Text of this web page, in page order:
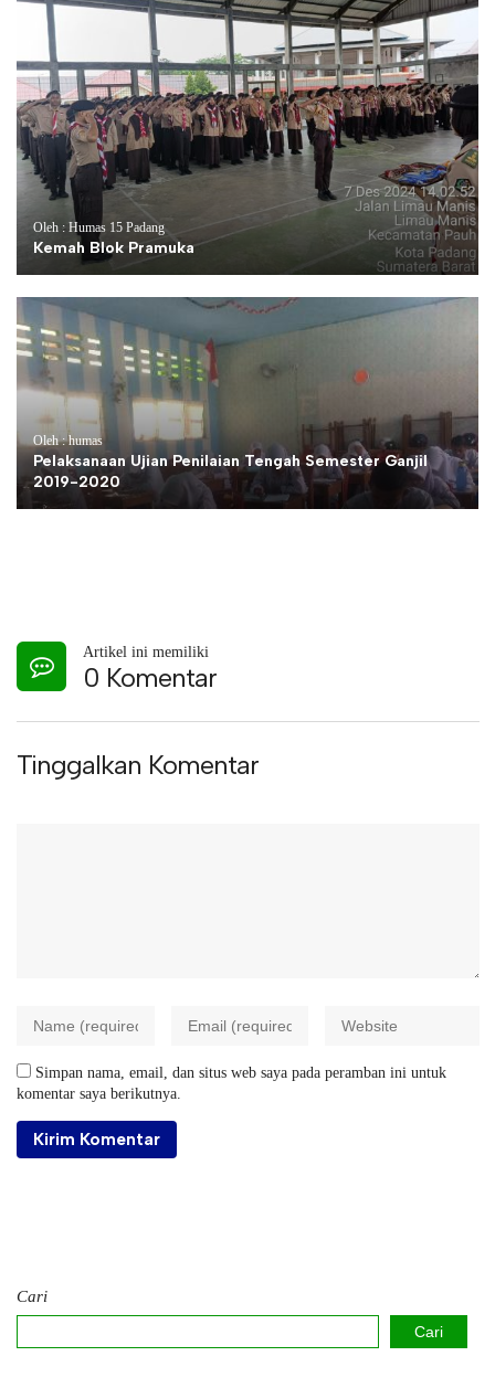
Oleh : Humas 15 Padang
Kemah Blok Pramuka
Oleh : humas
Pelaksanaan Ujian Penilaian Tengah Semester Ganjil
2019-2020
Artikel ini memiliki
0 Komentar
Tinggalkan Komentar
Simpan nama, email, dan situs web saya pada peramban ini untuk
komentar saya berikutnya.
Cari
Cari